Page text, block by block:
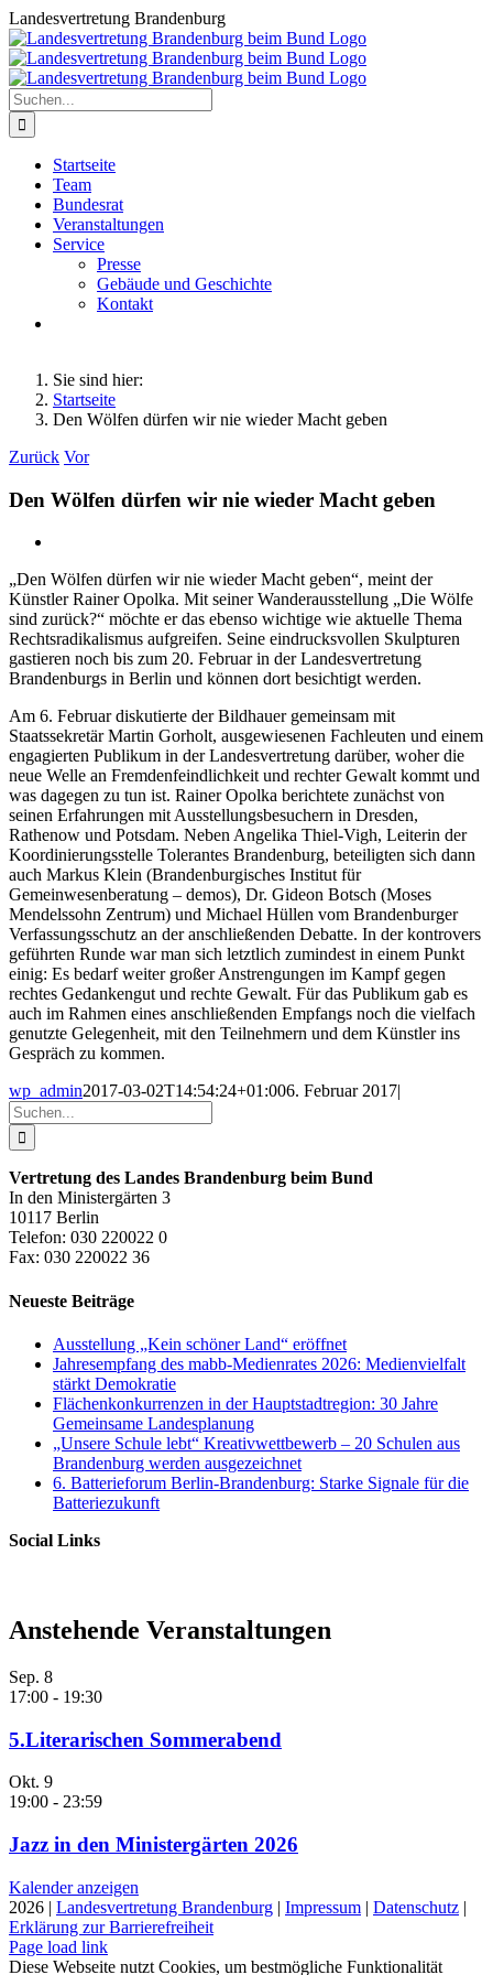
Zum
Inhalt
springen
Landesvertretung Brandenburg
Suche
nach:
Startseite
Team
Bundesrat
Veranstaltungen
Service
Presse
Gebäude und Geschichte
Kontakt
Sie sind hier:
Startseite
Den Wölfen dürfen wir nie wieder Macht geben
Zurück Vor
Den Wölfen dürfen wir nie wieder Macht geben
Bild
„Den Wölfen dürfen wir nie wieder Macht geben“, meint der
Künstler Rainer Opolka. Mit seiner Wanderausstellung „Die Wölfe
sind zurück?“ möchte er das ebenso wichtige wie aktuelle Thema
Rechtsradikalismus aufgreifen. Seine eindrucksvollen Skulpturen
gastieren noch bis zum 20. Februar in der Landesvertretung
Brandenburgs in Berlin und können dort besichtigt werden.
Am 6. Februar diskutierte der Bildhauer gemeinsam mit
Staatssekretär Martin Gorholt, ausgewiesenen Fachleuten und einem
engagierten Publikum in der Landesvertretung darüber, woher die
neue Welle an Fremdenfeindlichkeit und rechter Gewalt kommt und
was dagegen zu tun ist. Rainer Opolka berichtete zunächst von
seinen Erfahrungen mit Ausstellungsbesuchern in Dresden,
Rathenow und Potsdam. Neben Angelika Thiel-Vigh, Leiterin der
Koordinierungsstelle Tolerantes Brandenburg, beteiligten sich dann
auch Markus Klein (Brandenburgisches Institut für
Gemeinwesenberatung – demos), Dr. Gideon Botsch (Moses
Mendelssohn Zentrum) und Michael Hüllen vom Brandenburger
Verfassungsschutz an der anschließenden Debatte. In der kontrovers
geführten Runde war man sich letztlich zumindest in einem Punkt
einig: Es bedarf weiter großer Anstrengungen im Kampf gegen
rechtes Gedankengut und rechte Gewalt. Für das Publikum gab es
auch im Rahmen eines anschließenden Empfangs noch die vielfach
genutzte Gelegenheit, mit den Teilnehmern und dem Künstler ins
Gespräch zu kommen.
wp_admin2017-03-02T14:54:24+01:006. Februar 2017|
Suche
nach:
Vertretung des Landes Brandenburg beim Bund
In den Ministergärten 3
10117 Berlin
Telefon: 030 220022 0
Fax: 030 220022 36
Neueste Beiträge
Ausstellung „Kein schöner Land“ eröffnet
Jahresempfang des mabb-Medienrates 2026: Medienvielfalt
stärkt Demokratie
Flächenkonkurrenzen in der Hauptstadtregion: 30 Jahre
Gemeinsame Landesplanung
„Unsere Schule lebt“ Kreativwettbewerb – 20 Schulen aus
Brandenburg werden ausgezeichnet
6. Batterieforum Berlin-Brandenburg: Starke Signale für die
Batteriezukunft
Social Links
Anstehende Veranstaltungen
Sep. 8
17:00 - 19:30
5.Literarischen Sommerabend
Okt. 9
19:00 - 23:59
Jazz in den Ministergärten 2026
Kalender anzeigen
2026 | Landesvertretung Brandenburg | Impressum | Datenschutz |
Erklärung zur Barrierefreiheit
Page load link
Diese Webseite nutzt Cookies, um bestmögliche Funktionalität